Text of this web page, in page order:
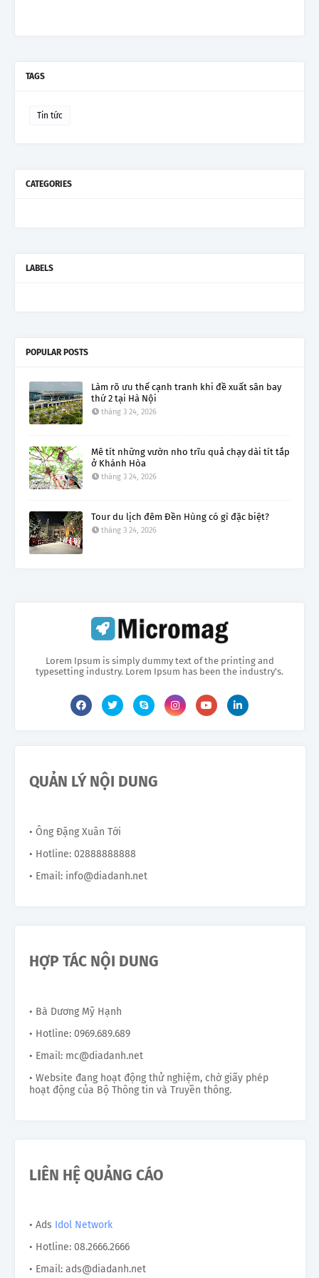
TAGS
Tin tức
CATEGORIES
LABELS
POPULAR POSTS
Làm rõ ưu thế cạnh tranh khi đề xuất sân bay
thứ 2 tại Hà Nội
tháng 3 24, 2026
Mê tít những vườn nho trĩu quả chạy dài tít tắp
ở Khánh Hòa
tháng 3 24, 2026
Tour du lịch đêm Đền Hùng có gì đặc biệt?
tháng 3 24, 2026
Lorem Ipsum is simply dummy text of the printing and
typesetting industry. Lorem Ipsum has been the industry's.
QUẢN LÝ NỘI DUNG
• Ông Đặng Xuân Tới
• Hotline: 02888888888
• Email: info@diadanh.net
HỢP TÁC NỘI DUNG
• Bà Dương Mỹ Hạnh
• Hotline: 0969.689.689
• Email: mc@diadanh.net
• Website đang hoạt động thử nghiệm, chờ giấy phép
hoạt động của Bộ Thông tin và Truyền thông.
LIÊN HỆ QUẢNG CÁO
• Ads Idol Network
• Hotline: 08.2666.2666
• Email: ads@diadanh.net